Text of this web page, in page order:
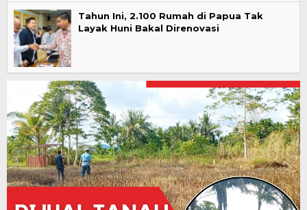
Tahun Ini, 2.100 Rumah di Papua Tak
Layak Huni Bakal Direnovasi